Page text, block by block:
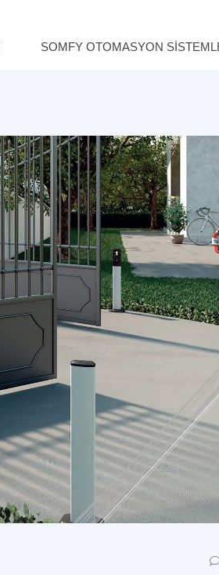
SOMFY OTOMASYON